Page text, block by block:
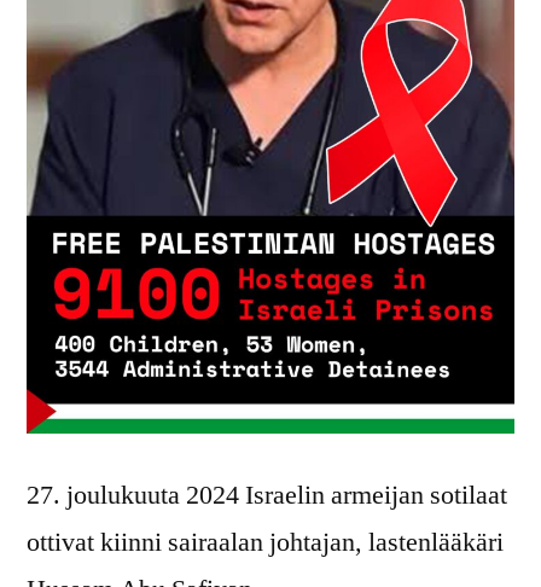
27. joulukuuta 2024 Israelin armeijan sotilaat
ottivat kiinni sairaalan johtajan, lastenlääkäri